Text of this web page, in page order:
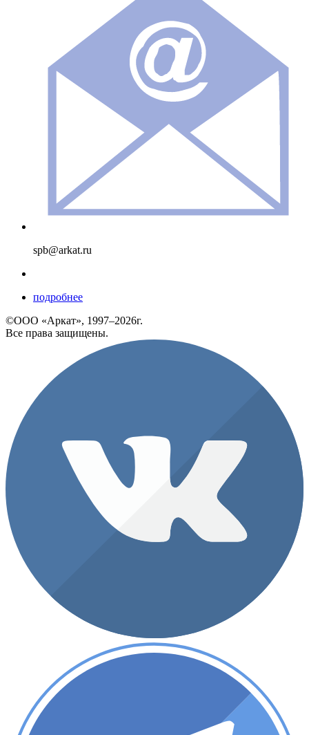
spb@arkat.ru
подробнее
©ООО «Аркат», 1997–2026г.
Все права защищены.